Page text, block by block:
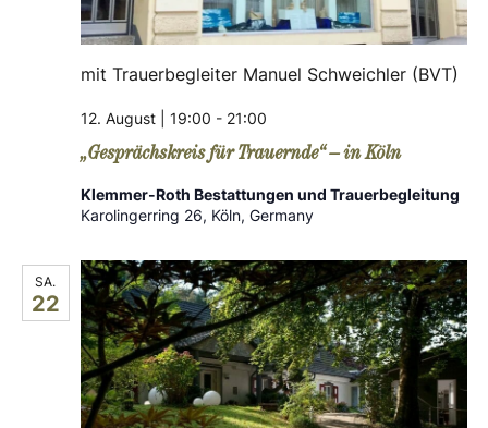
e
n
-
N
v
i
g
t
u
n
s
i
c
h
t
12. August | 19:00 - 21:00
„Gesprächskreis für Trauernde“ – in Köln
mit Trauerbegleiter Manuel Schweichler (BVT)
Klemmer-Roth Bestattungen und Trauerbegleitung
Karolingerring 26, Köln, Germany
SA.
22